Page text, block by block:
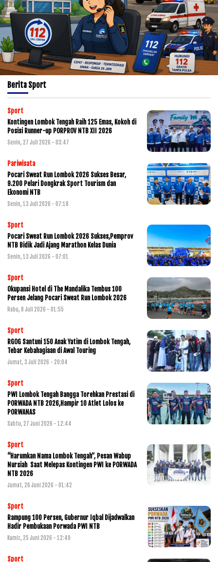
Berita Sport
Sport
Kontingen Lombok Tengah Raih 125 Emas, Kokoh di
Posisi Runner-up PORPROV NTB XII 2026
Senin, 27 Juli 2026 - 03:47
Pariwisata
Pocari Sweat Run Lombok 2026 Sukses Besar,
9.200 Pelari Dongkrak Sport Tourism dan
Ekonomi NTB
Senin, 13 Juli 2026 - 07:18
Sport
Pocari Sweat Run Lombok 2026 Sukses,Pemprov
NTB Bidik Jadi Ajang Marathon Kelas Dunia
Senin, 13 Juli 2026 - 07:01
Sport
Okupansi Hotel di The Mandalika Tembus 100
Persen Jelang Pocari Sweat Run Lombok 2026
Rabu, 8 Juli 2026 - 01:55
Sport
RGOG Santuni 150 Anak Yatim di Lombok Tengah,
Tebar Kebahagiaan di Awal Touring
Jumat, 3 Juli 2026 - 20:04
Sport
PWI Lombok Tengah Bangga Torehkan Prestasi di
PORWADA NTB 2026,Hampir 10 Atlet Lolos ke
PORWANAS
Sabtu, 27 Juni 2026 - 12:44
Sport
“Harumkan Nama Lombok Tengah”, Pesan Wabup
Nursiah Saat Melepas Kontingen PWI ke PORWADA
NTB 2026
Jumat, 26 Juni 2026 - 01:42
Sport
Rampung 100 Persen, Gubernur Iqbal Dijadwalkan
Hadir Pembukaan Porwada PWI NTB
Kamis, 25 Juni 2026 - 12:49
Sport